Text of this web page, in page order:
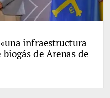
infraestructura
de Arenas de